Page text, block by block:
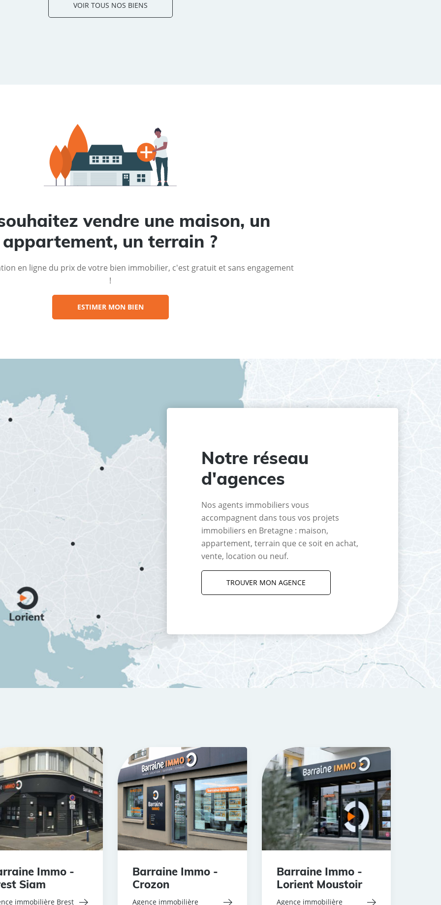
VOIR TOUS NOS BIENS
vendre une maison, un
appartement, un terrain ?
en ligne du prix de votre bien immobilier, c'est gratuit et sans engagement
!
ESTIMER MON BIEN
Notre réseau
d'agences
Nos agents immobiliers vous
accompagnent dans tous vos projets
immobiliers en Bretagne : maison,
appartement, terrain que ce soit en achat,
vente, location ou neuf.
TROUVER MON AGENCE
Immo -
Siam
immobilière Brest
Barraine Immo -
Crozon
Agence immobilière
Barraine Immo -
Lorient Moustoir
Agence immobilière